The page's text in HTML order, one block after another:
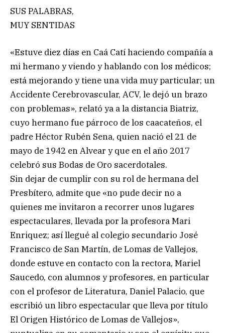
SUS PALABRAS,
MUY SENTIDAS
«Estuve diez días en Caá Catí haciendo compañía a
mi hermano y viendo y hablando con los médicos;
está mejorando y tiene una vida muy particular; un
Accidente Cerebrovascular, ACV, le dejó un brazo
con problemas», relató ya a la distancia Biatriz,
cuyo hermano fue párroco de los caacateños, el
padre Héctor Rubén Sena, quien nació el 21 de
mayo de 1942 en Alvear y que en el año 2017
celebró sus Bodas de Oro sacerdotales.
Sin dejar de cumplir con su rol de hermana del
Presbítero, admite que «no pude decir no a
quienes me invitaron a recorrer unos lugares
espectaculares, llevada por la profesora Mari
Enriquez; así llegué al colegio secundario José
Francisco de San Martín, de Lomas de Vallejos,
donde estuve en contacto con la rectora, Mariel
Saucedo, con alumnos y profesores, en particular
con el profesor de Literatura, Daniel Palacio, que
escribió un libro espectacular que lleva por título
El Origen Histórico de Lomas de Vallejos»,